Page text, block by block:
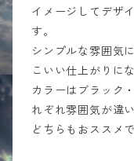
イメージしてデザ
す。
シンプルな雰囲気
こいい仕上がりに
カラーはブラック
れぞれ雰囲気が違い
どちらもおススメ